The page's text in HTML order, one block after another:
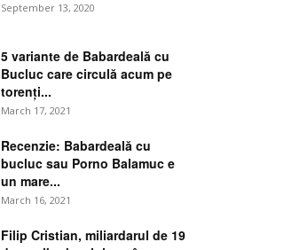
September 13, 2020
5 variante de Babardeală cu
Bucluc care circulă acum pe
torenți...
March 17, 2021
Recenzie: Babardeală cu
bucluc sau Porno Balamuc e
un mare...
March 16, 2021
Filip Cristian, miliardarul de 19